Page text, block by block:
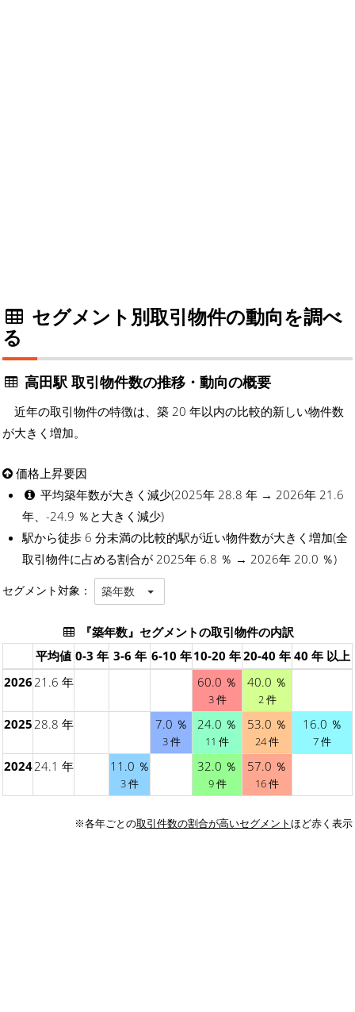
セグメント別取引物件の動向を調べ
る
高田駅 取引物件数の推移・動向の概要
近年の取引物件の特徴は、築 20 年以内の比較的新しい物件数
が大きく増加。
価格上昇要因
平均築年数が大きく減少(2025年 28.8 年 → 2026年 21.6
年、-24.9 ％と大きく減少)
駅から徒歩 6 分未満の比較的駅が近い物件数が大きく増加(全
取引物件に占める割合が 2025年 6.8 ％ → 2026年 20.0 ％)
セグメント対象： 築年数
『築年数』セグメントの取引物件の内訳
平均値 0-3 年 3-6 年 6-10 年10-20 年20-40 年 40 年 以上
202621.6 年 60.0 ％
3 件
40.0 ％
2 件
202528.8 年 7.0 ％
3 件
24.0 ％
11 件
53.0 ％
24 件
16.0 ％
7 件
202424.1 年 11.0 ％
3 件
32.0 ％
9 件
57.0 ％
16 件
※各年ごとの取引件数の割合が高いセグメントほど赤く表示